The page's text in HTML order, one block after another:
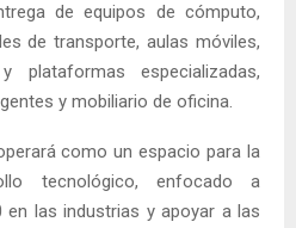
de equipos de cómputo,
de transporte, aulas móviles,
especializadas,
y mobiliario de oficina.
como un espacio para la
tecnológico, enfocado a
en las industrias y apoyar a las